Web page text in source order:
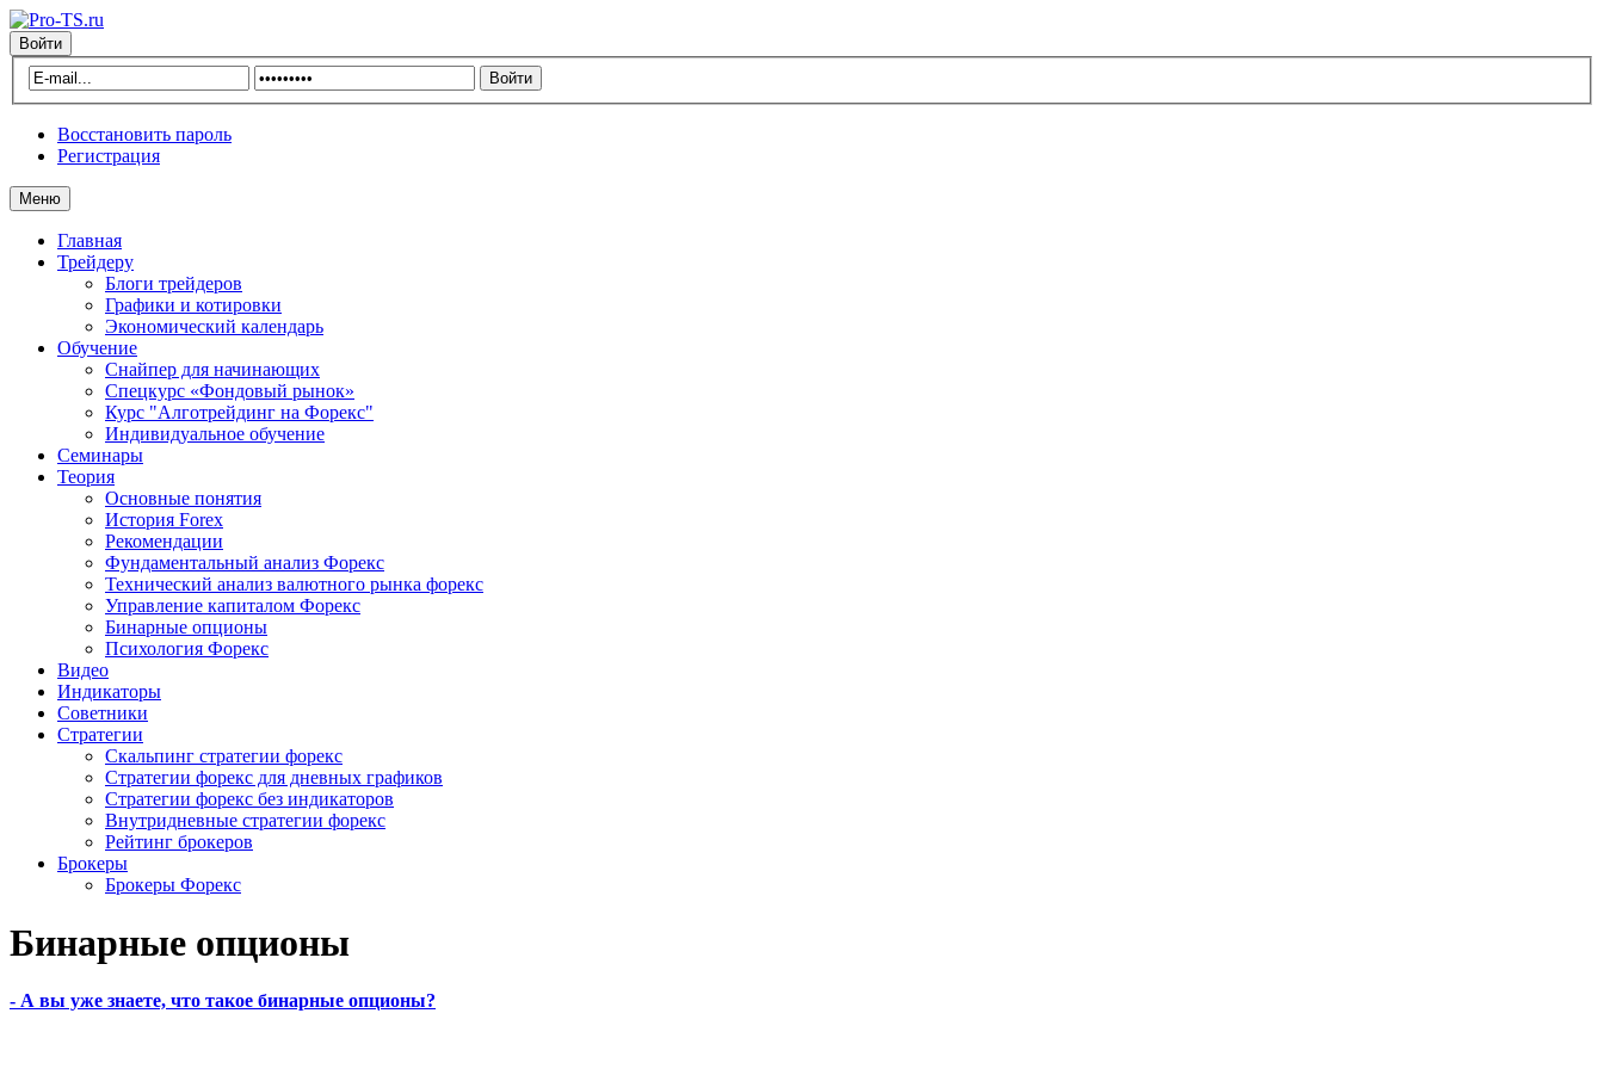
Войти
Восстановить пароль
Регистрация
Меню
Главная
Трейдеру
Блоги трейдеров
Графики и котировки
Экономический календарь
Обучение
Снайпер для начинающих
Спецкурс «Фондовый рынок»
Курс "Алготрейдинг на Форекс"
Индивидуальное обучение
Семинары
Теория
Основные понятия
История Forex
Рекомендации
Фундаментальный анализ Форекс
Технический анализ валютного рынка форекс
Управление капиталом Форекс
Бинарные опционы
Психология Форекс
Видео
Индикаторы
Советники
Стратегии
Скальпинг стратегии форекс
Стратегии форекс для дневных графиков
Стратегии форекс без индикаторов
Внутридневные стратегии форекс
Рейтинг брокеров
Брокеры
Брокеры Форекс
Бинарные опционы
- А вы уже знаете, что такое бинарные опционы?